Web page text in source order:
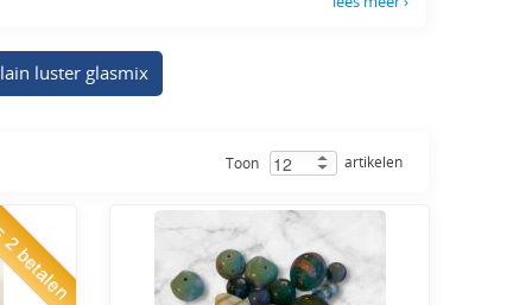
pakketten te moeten kopen? Dan zijn onze glasmixen
en vormen samen een afwisselend geheel. De mixen
in een grotere hoeveelheid. Geeft u workshops of bent u
Voor een aantrekkelijke prijs heeft u een grotere
luster glasmix
artikelen
Toon
betalen